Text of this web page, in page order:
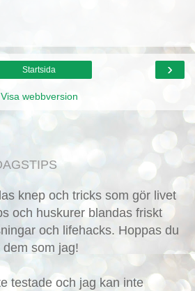
›
Startsida
Visa webbversion
knep och tricks som gör livet
och huskurer blandas friskt
och lifehacks. Hoppas du
som jag!
testade och jag kan inte